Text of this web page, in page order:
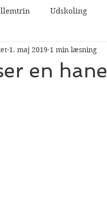
Udskoling
en hane
1. maj 2019 1 min læsning